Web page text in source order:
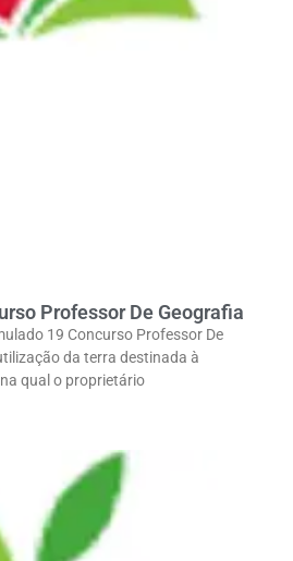
Professor De Geografia
19 Concurso Professor De
da terra destinada à
qual o proprietário